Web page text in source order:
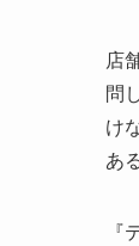
店
問
け
あ
『